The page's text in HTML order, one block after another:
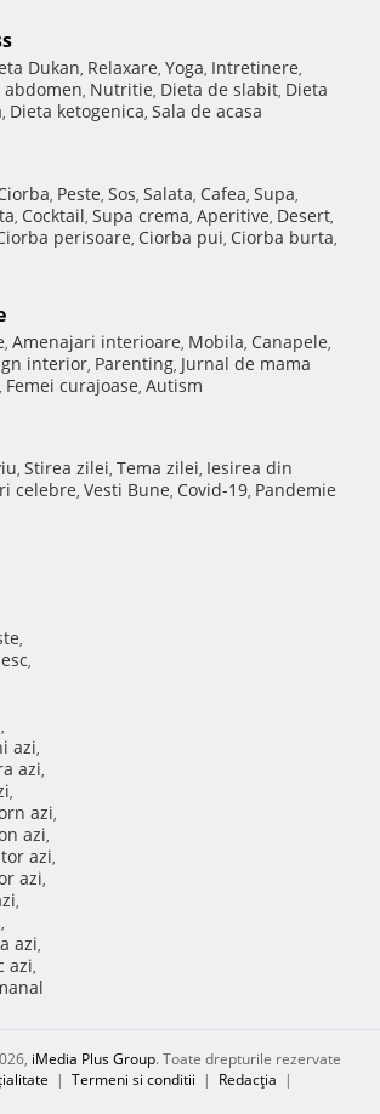
Dukan, Relaxare, Yoga, Intretinere,
abdomen, Nutritie, Dieta de slabit, Dieta
, Dieta ketogenica, Sala de acasa
, Peste, Sos, Salata, Cafea, Supa,
, Cocktail, Supa crema, Aperitive, Desert,
perisoare, Ciorba pui, Ciorba burta,
, Amenajari interioare, Mobila, Canapele,
interior, Parenting, Jurnal de mama
, Femei curajoase, Autism
, Stirea zilei, Tema zilei, Iesirea din
celebre, Vesti Bune, Covid-19, Pandemie
,
,
,
azi,
azi,
,
azi,
azi,
azi,
azi,
,
,
azi,
azi,
iMedia Plus Group. Toate drepturile rezervate
| Termeni si conditii | Redacţia |